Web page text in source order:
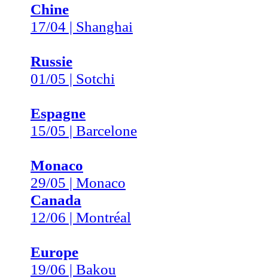
Chine
17/04 | Shanghai
Russie
01/05 | Sotchi
Espagne
15/05 | Barcelone
Monaco
29/05 | Monaco
Canada
12/06 | Montréal
Europe
19/06 | Bakou